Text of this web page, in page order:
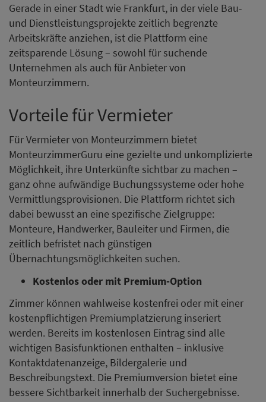
Gerade in einer Stadt wie Frankfurt, in der viele Bau-
und Dienstleistungsprojekte zeitlich begrenzte
Arbeitskräfte anziehen, ist die Plattform eine
zeitsparende Lösung – sowohl für suchende
Unternehmen als auch für Anbieter von
Monteurzimmern.
Vorteile für Vermieter
Für Vermieter von Monteurzimmern bietet
MonteurzimmerGuru eine gezielte und unkomplizierte
Möglichkeit, ihre Unterkünfte sichtbar zu machen –
ganz ohne aufwändige Buchungssysteme oder hohe
Vermittlungsprovisionen. Die Plattform richtet sich
dabei bewusst an eine spezifische Zielgruppe:
Monteure, Handwerker, Bauleiter und Firmen, die
zeitlich befristet nach günstigen
Übernachtungsmöglichkeiten suchen.
Kostenlos oder mit Premium-Option
Zimmer können wahlweise kostenfrei oder mit einer
kostenpflichtigen Premiumplatzierung inseriert
werden. Bereits im kostenlosen Eintrag sind alle
wichtigen Basisfunktionen enthalten – inklusive
Kontaktdatenanzeige, Bildergalerie und
Beschreibungstext. Die Premiumversion bietet eine
bessere Sichtbarkeit innerhalb der Suchergebnisse.